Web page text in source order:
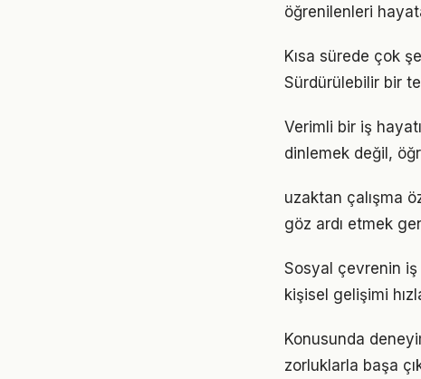
öğrenilenleri
Kısa sürede çok
Sürdürülebilir bir
Verimli bir iş
dinlemek değil,
uzaktan çalışma
göz ardı etmek
Sosyal çevrenin iş
kişisel gelişimi
Konusunda
zorluklarla başa